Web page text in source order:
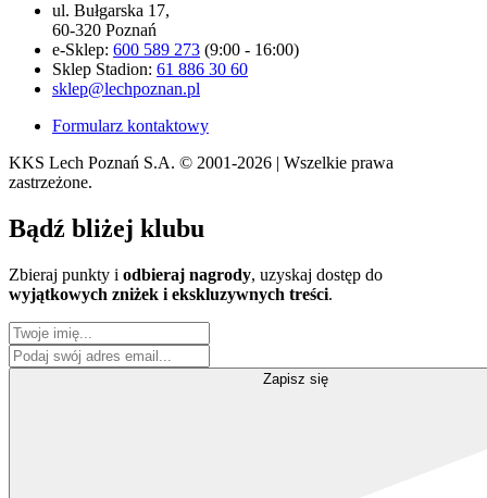
ul. Bułgarska 17,
60-320 Poznań
e-Sklep: 600 589 273 (9:00 - 16:00)
Sklep Stadion: 61 886 30 60
sklep@lechpoznan.pl
Formularz kontaktowy
KKS Lech Poznań S.A. © 2001-2026 | Wszelkie prawa
zastrzeżone.
Bądź bliżej klubu
Zbieraj punkty i odbieraj nagrody, uzyskaj dostęp do
wyjątkowych zniżek i ekskluzywnych treści.
Zapisz się